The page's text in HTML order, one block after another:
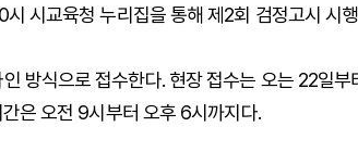
시교육청 누리집을 통해 제2회 검정고시 시
방식으로 접수한다. 현장 접수는 오는 22일
은 오전 9시부터 오후 6시까지다.